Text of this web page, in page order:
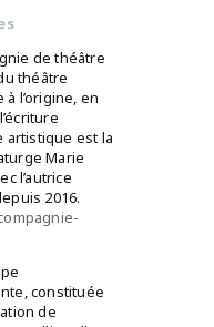
de théâtre
théâtre
l’origine, en
artistique est la
Marie
l’autrice
2016.
constituée
de